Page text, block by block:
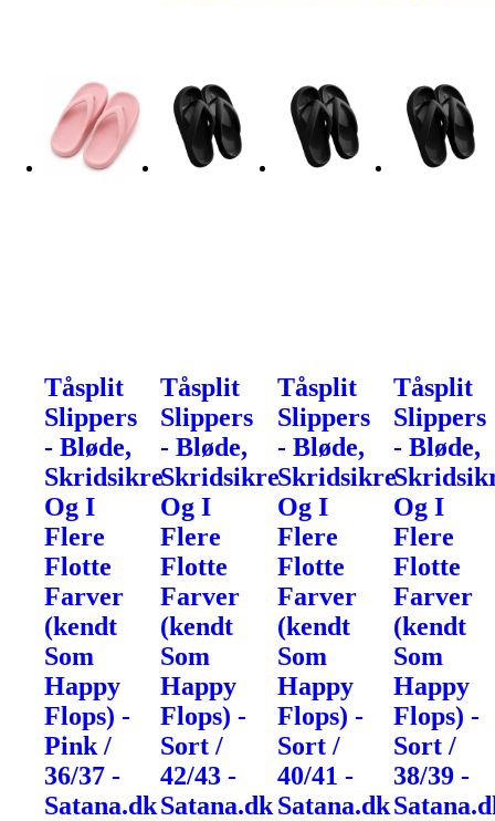
Tåsplit
Slippers
- Bløde,
Skridsikre
Og I
Flere
Flotte
Farver
(kendt
Som
Happy
Flops) -
Pink /
36/37 -
Satana.dk
Tåsplit
Slippers
- Bløde,
Skridsikre
Og I
Flere
Flotte
Farver
(kendt
Som
Happy
Flops) -
Sort /
42/43 -
Satana.dk
Tåsplit
Slippers
- Bløde,
Skridsikre
Og I
Flere
Flotte
Farver
(kendt
Som
Happy
Flops) -
Sort /
40/41 -
Satana.dk
Tåsplit
Slippers
- Bløde,
Og I
Flere
Flotte
Farver
(kendt
Som
Happy
Flops) -
Sort /
38/39 -